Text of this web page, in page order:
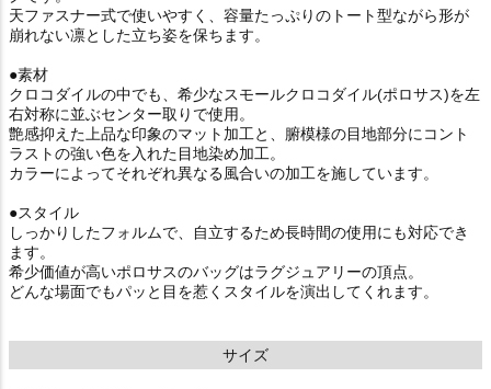
天ファスナー式で使いやすく、容量たっぷりのトート型ながら形が
崩れない凛とした立ち姿を保ちます。
●素材
クロコダイルの中でも、希少なスモールクロコダイル(ポロサス)を左
右対称に並ぶセンター取りで使用。
艶感抑えた上品な印象のマット加工と、腑模様の目地部分にコント
ラストの強い色を入れた目地染め加工。
カラーによってそれぞれ異なる風合いの加工を施しています。
●スタイル
しっかりしたフォルムで、自立するため長時間の使用にも対応でき
ます。
希少価値が高いポロサスのバッグはラグジュアリーの頂点。
どんな場面でもパッと目を惹くスタイルを演出してくれます。
サイズ